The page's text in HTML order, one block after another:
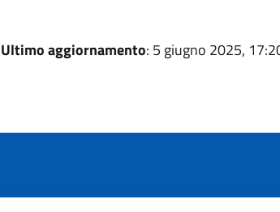
Ultimo aggiornamento: 5 giugno 2025,